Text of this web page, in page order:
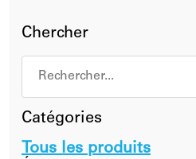
Chercher
Catégories
Tous les produits